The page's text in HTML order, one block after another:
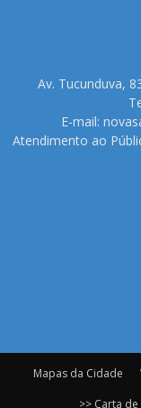
Av. Tucunduva,
E-mail:
Atendimento ao
Mapas da Cidade
>> Carta